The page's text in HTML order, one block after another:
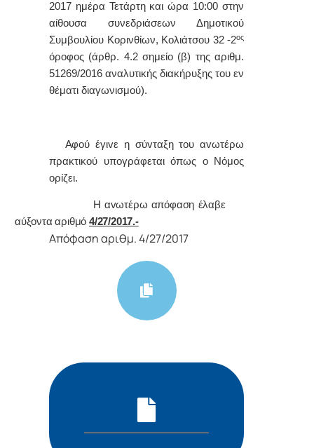
2017 ημέρα Τετάρτη και ώρα 10:00 στην
αίθουσα συνεδριάσεων Δημοτικού
Συμβουλίου Κορινθίων, Κολιάτσου 32 -2ος
όροφος (άρθρ. 4.2 σημείο (β) της αριθμ.
51269/2016 αναλυτικής διακήρυξης του εν
θέματι διαγωνισμού).
Αφoύ έγιvε η σύvταξη τoυ αvωτέρω
πρακτικoύ υπoγράφεται όπως o Νόμoς
oρίζει.
Η αvωτέρω απόφαση έλαβε
αύξοντα αριθμό 4/27/2017.-
Απόφαση αριθμ. 4/27/2017